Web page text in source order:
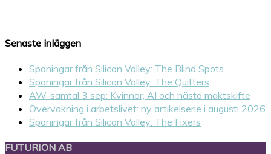
Senaste inläggen
Spaningar från Silicon Valley: The Blind Spots
Spaningar från Silicon Valley: The Quitters
AW-samtal 3 sep: Kvinnor, AI och nästa maktskifte
Övervakning i arbetslivet: ny artikelserie i augusti 2026
Spaningar från Silicon Valley: The Fixers
FUTURION AB